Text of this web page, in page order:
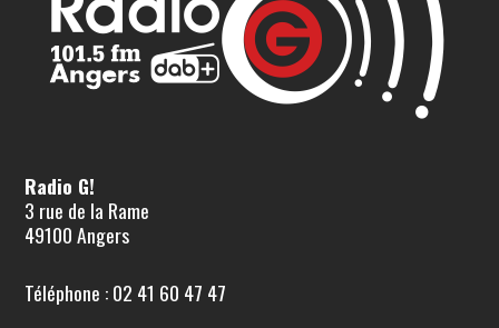
Radio G!
3 rue de la Rame
49100 Angers
Téléphone : 02 41 60 47 47